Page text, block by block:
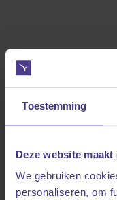
Toestemming
Deze website
We gebruiken
personaliseren, om